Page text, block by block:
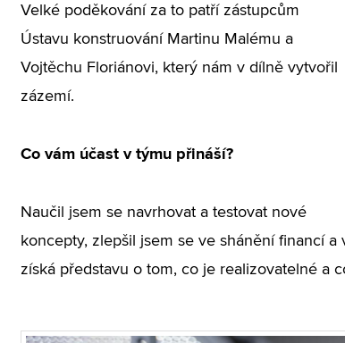
Velké poděkování za to patří zástupcům
Ústavu konstruování Martinu Malému a
Vojtěchu Floriánovi, který nám v dílně vytvořil
zázemí.
Co vám účast v týmu přináší?
Naučil jsem se navrhovat a testovat nové
koncepty, zlepšil jsem se ve shánění financí
získá představu o tom, co je realizovatelné a